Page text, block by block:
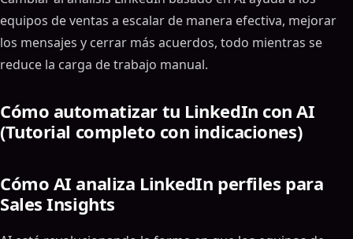
equipos de ventas a escalar de manera efectiva, mejorar
los mensajes y cerrar más acuerdos, todo mientras se
reduce la carga de trabajo manual.
Cómo automatizar tu LinkedIn con AI
(Tutorial completo con indicaciones)
Cómo AI analiza LinkedIn perfiles para
Sales Insights